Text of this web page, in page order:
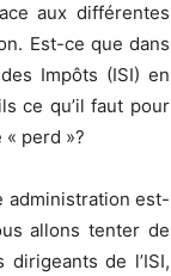
aux différentes
Est-ce que dans
Impôts (ISI) en
ce qu’il faut pour
perd »?
administration est-
allons tenter de
de l’ISI,